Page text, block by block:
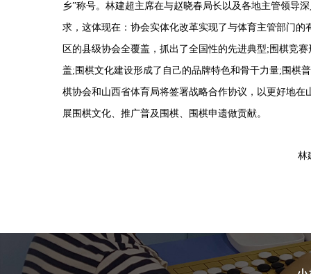
乡”称号。林建超主席在与赵晓春局长以及各地主管领导
求，这体现在：协会实体化改革实现了与体育主管部门的
区的县级协会全覆盖，抓出了全国性的先进典型; 围棋竞
盖; 围棋文化建设形成了自己的品牌特色和骨干力量; 围棋
棋协会和山西省体育局将签署战略合作协议，以更好地
展围棋文化、推广普及围棋、围棋申遗做贡献。
林